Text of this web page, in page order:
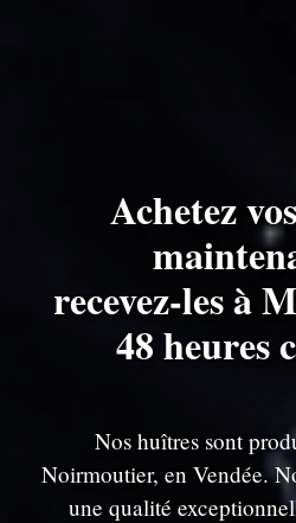
Achetez
recevez-les à
48 heures
Nos huîtres sont
Noirmoutier, en Vendée.
une qualité